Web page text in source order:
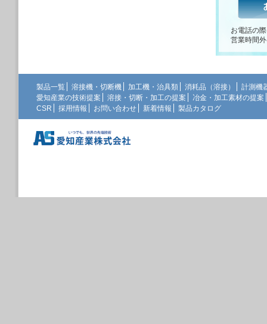
お電話の
営業時間
製品一覧 溶接機・切断機 加工機・治具類 消耗品（溶接）
計測機
愛知産業の技術提案
溶接・切断・加工の提案
冶金・加工素材の提案
CSR
採用情報 お問い合わせ 新着情報 製品カタログ